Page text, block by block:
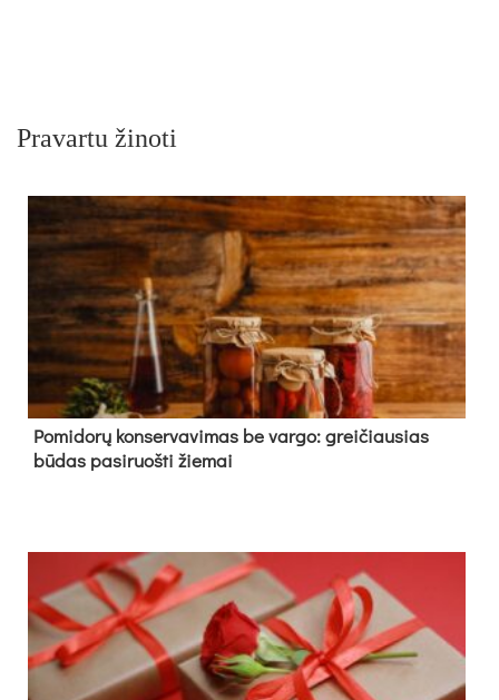
Pravartu žinoti
Pomidorų konservavimas be vargo: greičiausias
būdas pasiruošti žiemai